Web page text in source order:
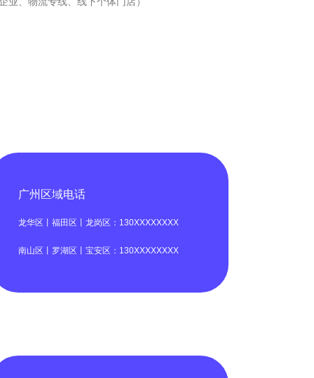
广州区域电话
龙华区丨福田区丨龙岗区：130XXXXXXXX
南山区丨罗湖区丨宝安区：130XXXXXXXX